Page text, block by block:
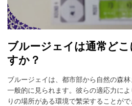
ブルージェイは通常ど
すか？
ブルージェイは、都市部から自然の森
一般的に見られます。彼らの適応力に
りの場所がある環境で繁栄することがで